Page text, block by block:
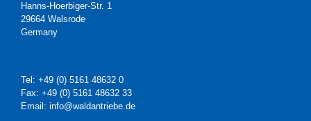
Hanns-Hoerbiger-Str. 1
29664 Walsrode
Germany
Tel: +49 (0) 5161 48632 0
Fax: +49 (0) 5161 48632 33
Email: info@waldantriebe.de